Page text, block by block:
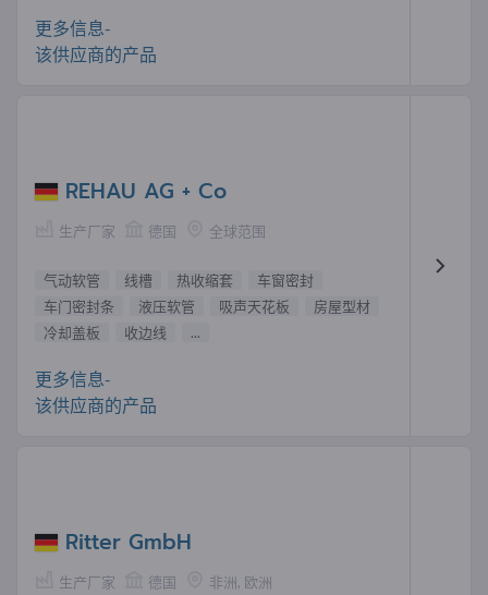
更多信息-
该供应商的产品
REHAU AG + Co
生产厂家 德国 全球范围
气动软管 线槽 热收缩套
车窗密封
车门密封条
液压软管 吸声天花板
房屋型材
冷却盖板
收边线 ...
更多信息-
该供应商的产品
Ritter GmbH
生产厂家 德国 非洲, 欧洲